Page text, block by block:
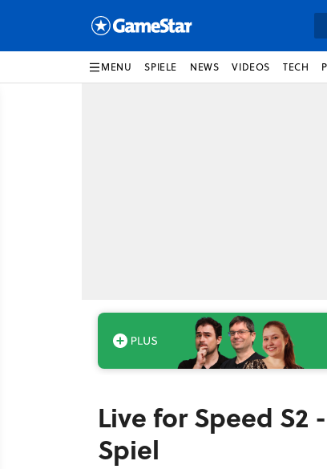
MENU SPIELE NEWS VIDEOS TECH
Live for Speed S2
Spiel